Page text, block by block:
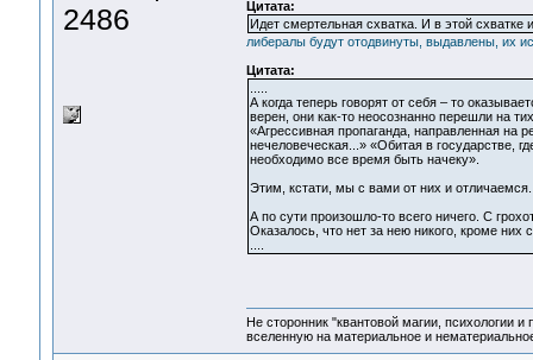
2486
Цитата:
Идет смертельная схватка. И в этой схватке
либералы будут отодвинуты, выдавлены, их
Цитата:
А когда теперь говорят от себя – то
верен, они как-то неосознанно перешли на
«Агрессивная пропаганда, направленная на
нечеловеческая...» «Обитая в государстве,
необходимо все время быть начеку».
Этим, кстати, мы с вами от них и
А по сути произошло-то всего ничего. С
Оказалось, что нет за нею никого, кроме них
Не сторонник "квантовой магии, психологии
вселенную на материальное и